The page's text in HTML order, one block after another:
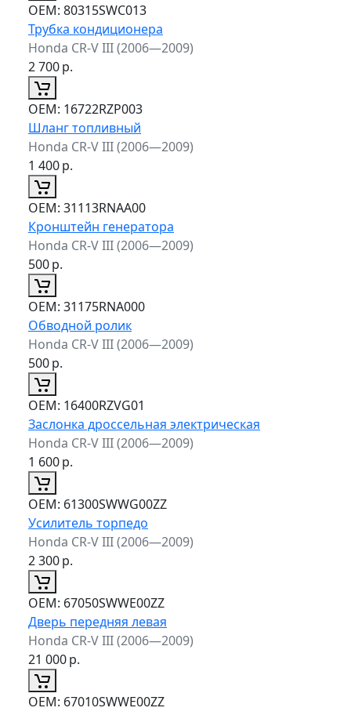
ОЕМ: 80315SWC013
Трубка кондиционера
Honda CR-V III (2006—2009)
2 700р.
ОЕМ: 16722RZP003
Шланг топливный
Honda CR-V III (2006—2009)
1 400р.
ОЕМ: 31113RNAA00
Кронштейн генератора
Honda CR-V III (2006—2009)
500р.
ОЕМ: 31175RNA000
Обводной ролик
Honda CR-V III (2006—2009)
500р.
ОЕМ: 16400RZVG01
Заслонка дроссельная электрическая
Honda CR-V III (2006—2009)
1 600р.
ОЕМ: 61300SWWG00ZZ
Усилитель торпедо
Honda CR-V III (2006—2009)
2 300р.
ОЕМ: 67050SWWE00ZZ
Дверь передняя левая
Honda CR-V III (2006—2009)
21 000р.
ОЕМ: 67010SWWE00ZZ